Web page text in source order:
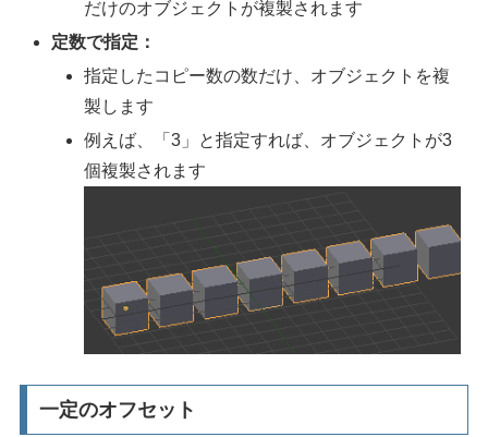
だけのオブジェクトが複製されます
定数で指定：
指定したコピー数の数だけ、オブジェクトを複
製します
例えば、「3」と指定すれば、オブジェクトが3
個複製されます
一定のオフセット